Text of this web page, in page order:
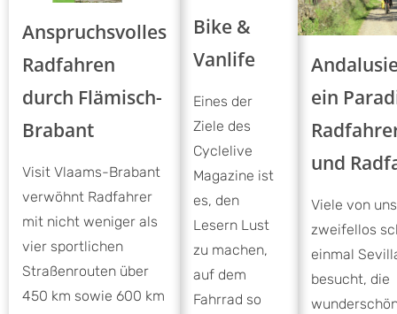
Anspruchsvolles
Radfahren
durch Flämisch-
Brabant
Visit Vlaams-Brabant
verwöhnt Radfahrer
mit nicht weniger als
vier sportlichen
Straßenrouten über
450 km sowie 600 km
Bike &
Vanlife
Eines der
Ziele des
Cyclelive
Magazine ist
es, den
Lesern Lust
zu machen,
auf dem
Fahrrad so
ein
und
Viele von
zweifellos
einmal
besucht, die